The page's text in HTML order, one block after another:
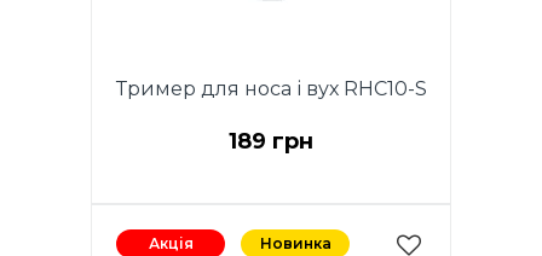
Тример для носа і вух RHC10-S
189 грн
Акція Новинка